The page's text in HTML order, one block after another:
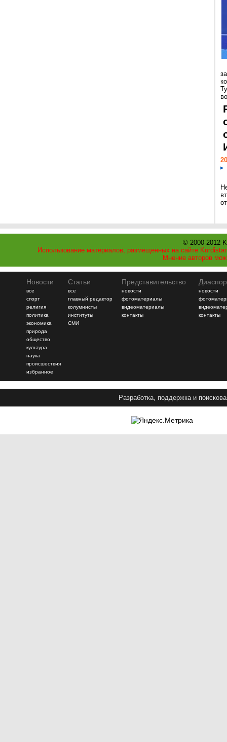
© 2000-2012
Использование материалов, размещенных на сайте
Мнение авторов
Новости
все
спорт
религия
политика
экономика
природа
общество
культура
наука
происшествия
избранное
Статьи
все
главный редактор
колумнисты
институты
СМИ
Представительство
новости
фотоматериалы
видеоматериалы
контакты
новости
контакты
Разработка, поддержка и